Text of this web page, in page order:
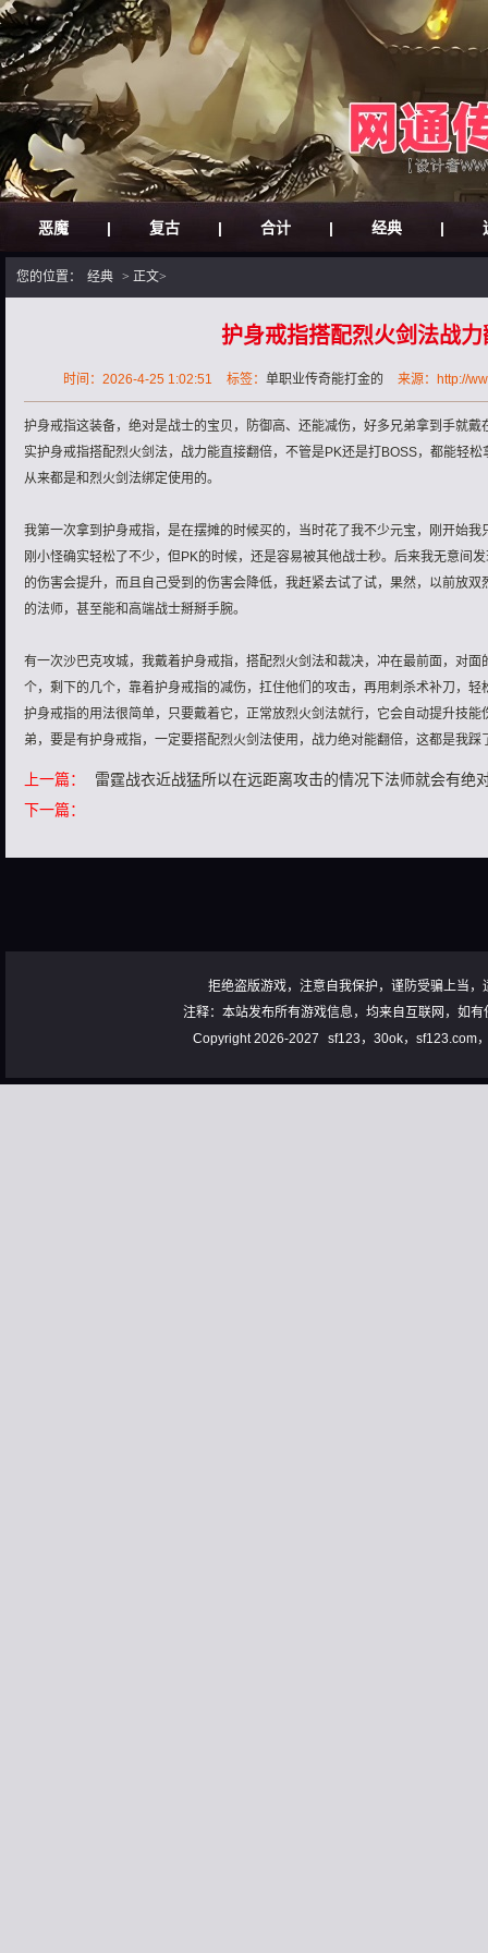
恶魔 | 复古 | 合计 | 经典 |
您的位置： 经典 > 正文>
护身戒指搭配烈火剑法战力
时间：2026-4-25 1:02:51 标签： 单职业传奇能打金的 来源：http://
护身戒指这装备，绝对是战士的宝贝，防御高、还能减伤，好多兄弟拿到手就
实护身戒指搭配烈火剑法，战力能直接翻倍，不管是PK还是打BOSS，都能轻
从来都是和烈火剑法绑定使用的。
我第一次拿到护身戒指，是在摆摊的时候买的，当时花了我不少元宝，刚开始
刚小怪确实轻松了不少，但PK的时候，还是容易被其他战士秒。后来我无意间
的伤害会提升，而且自己受到的伤害会降低，我赶紧去试了试，果然，以前放
的法师，甚至能和高端战士掰掰手腕。
有一次沙巴克攻城，我戴着护身戒指，搭配烈火剑法和裁决，冲在最前面，对
个，剩下的几个，靠着护身戒指的减伤，扛住他们的攻击，再用刺杀术补刀，
护身戒指的用法很简单，只要戴着它，正常放烈火剑法就行，它会自动提升技
弟，要是有护身戒指，一定要搭配烈火剑法使用，战力绝对能翻倍，这都是我踩
上一篇：
雷霆战衣近战猛所以在远距离攻击的情况下法师就会有绝
下一篇：
拒绝盗版游戏，注意自我保护，谨防受骗上当
注释：本站发布所有游戏信息，均来自互联网，如
Copyright 2026-2027
sf123，30ok，sf123.com